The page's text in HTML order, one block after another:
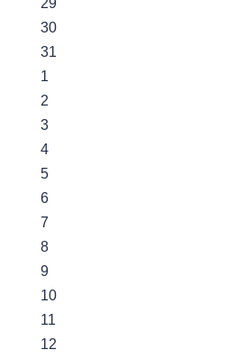
30
31
1
2
3
4
5
6
7
8
9
10
11
12